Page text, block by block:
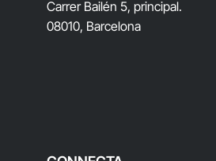
Carrer Bailén 5, principal.
08010, Barcelona